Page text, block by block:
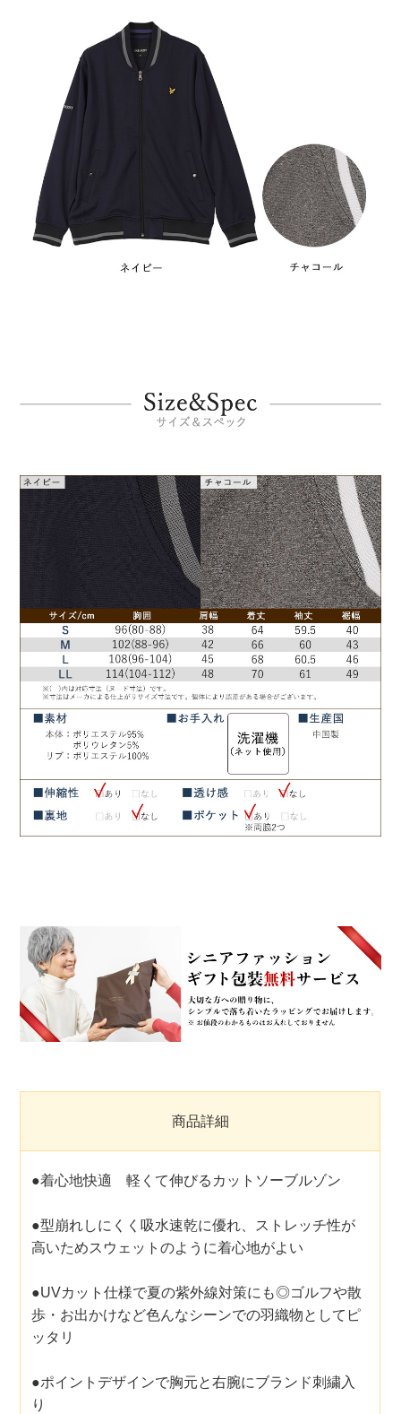
商品詳細
●着心地快適 軽くて伸びるカットソーブルゾン
●型崩れしにくく吸水速乾に優れ、ストレッチ性が
高いためスウェットのように着心地がよい
●UVカット仕様で夏の紫外線対策にも◎ゴルフや散
歩・お出かけなど色んなシーンでの羽織物としてピ
ッタリ
●ポイントデザインで胸元と右腕にブランド刺繍入
り